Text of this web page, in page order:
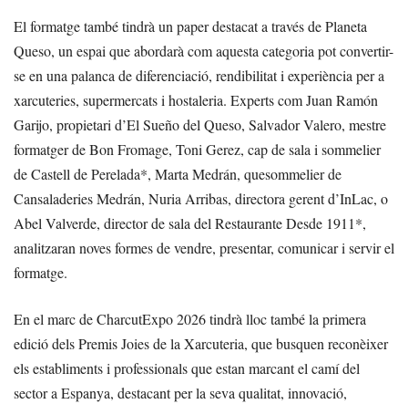
El formatge també tindrà un paper destacat a través de Planeta
Queso, un espai que abordarà com aquesta categoria pot convertir-
se en una palanca de diferenciació, rendibilitat i experiència per a
xarcuteries, supermercats i hostaleria. Experts com Juan Ramón
Garijo, propietari d’El Sueño del Queso, Salvador Valero, mestre
formatger de Bon Fromage, Toni Gerez, cap de sala i sommelier
de Castell de Perelada*, Marta Medrán, quesommelier de
Cansaladeries Medrán, Nuria Arribas, directora gerent d’InLac, o
Abel Valverde, director de sala del Restaurante Desde 1911*,
analitzaran noves formes de vendre, presentar, comunicar i servir el
formatge.
En el marc de CharcutExpo 2026 tindrà lloc també la primera
edició dels Premis Joies de la Xarcuteria, que busquen reconèixer
els establiments i professionals que estan marcant el camí del
sector a Espanya, destacant per la seva qualitat, innovació,